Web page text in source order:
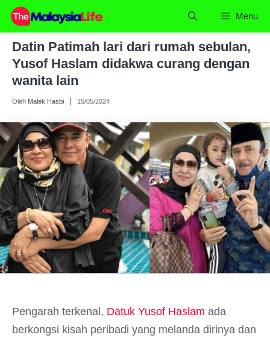
Skip
content
Menu
Datin Patimah lari dari rumah sebulan,
Yusof Haslam didakwa curang dengan
wanita lain
Oleh Malek Hasbi 15/05/2024
Pengarah terkenal, Datuk Yusof Haslam ada
berkongsi kisah peribadi yang melanda dirinya dan